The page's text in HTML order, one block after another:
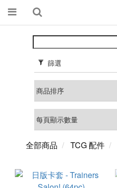
篩選
全部商品 TCG 配件